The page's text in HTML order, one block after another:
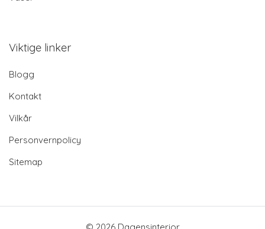
Viktige linker
Blogg
Kontakt
Vilkår
Personvernpolicy
Sitemap